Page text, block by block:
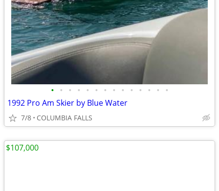
• • • • • • • • • • • • • •
1992 Pro Am Skier by Blue Water
7/8 COLUMBIA FALLS
$107,000